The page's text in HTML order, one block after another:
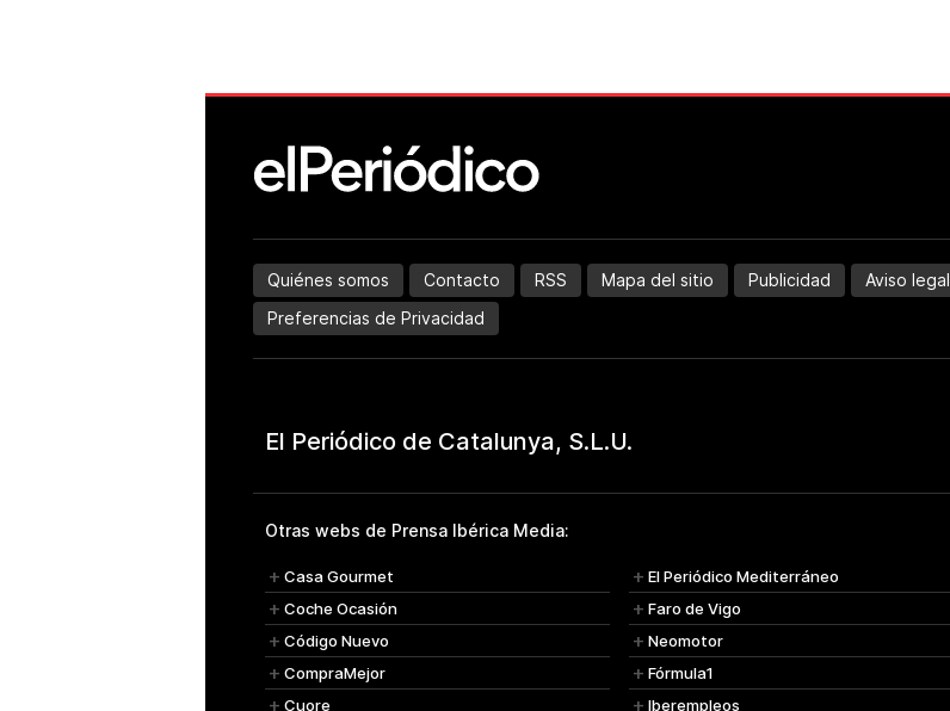
Quiénes somos Contacto RSS Mapa del sitio Publicidad Aviso legal
Preferencias de Privacidad
Otras webs de Prensa Ibérica Media:
Casa Gourmet
Coche Ocasión
Código Nuevo
CompraMejor
Cuore
El Periódico Mediterráneo
Faro de Vigo
Neomotor
Fórmula1
Iberempleos